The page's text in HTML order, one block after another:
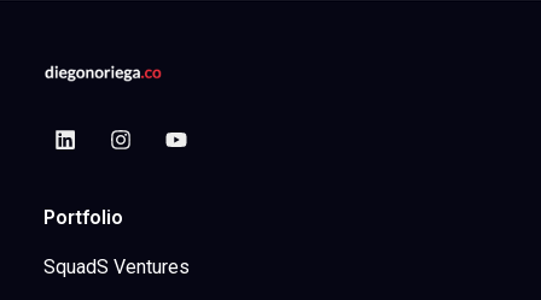
Portfolio
SquadS Ventures